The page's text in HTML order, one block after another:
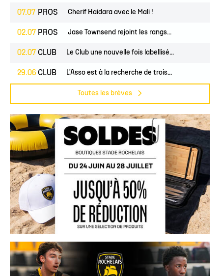
07.07 PROS Cherif Haidara avec le Mali !
02.07 PROS Jase Townsend rejoint les rangs...
02.07 CLUB Le Club une nouvelle fois labellisé...
29.06 CLUB L'Asso est à la recherche de trois...
Toutes les brèves